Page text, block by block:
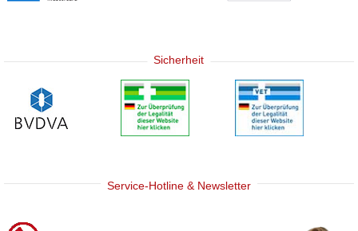
Sicherheit
Service-Hotline & Newsletter